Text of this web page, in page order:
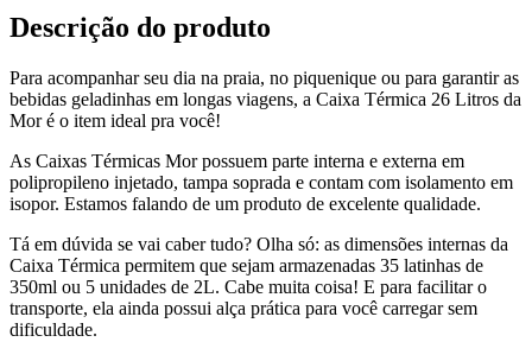
Descrição do produto
Para acompanhar seu dia na praia, no piquenique ou para garantir as
bebidas geladinhas em longas viagens, a Caixa Térmica 26 Litros da
Mor é o item ideal pra você!
As Caixas Térmicas Mor possuem parte interna e externa em
polipropileno injetado, tampa soprada e contam com isolamento em
isopor. Estamos falando de um produto de excelente qualidade.
Tá em dúvida se vai caber tudo? Olha só: as dimensões internas da
Caixa Térmica permitem que sejam armazenadas 35 latinhas de
350ml ou 5 unidades de 2L. Cabe muita coisa! E para facilitar o
transporte, ela ainda possui alça prática para você carregar sem
dificuldade.